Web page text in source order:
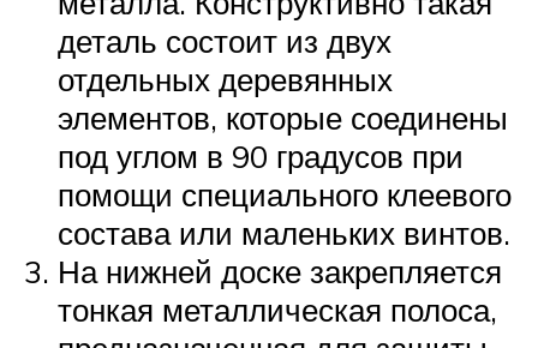
деталь состоит из двух
отдельных деревянных
элементов, которые соединены
под углом в 90 градусов при
помощи специального клеевого
состава или маленьких винтов.
На нижней доске закрепляется
тонкая металлическая полоса,